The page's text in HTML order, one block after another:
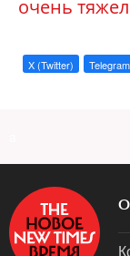
очень
X (Twitter) Telegram